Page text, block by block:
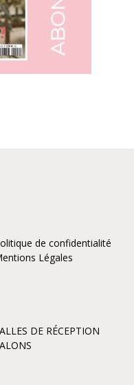
de confidentialité
Légales
DE RÉCEPTION